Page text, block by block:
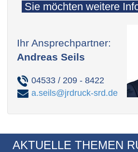
Sie möchten weitere
Ihr Ansprechpartner:
Andreas Seils
04533 / 209 - 8422
a.seils@jrdruck-srd.de
AKTUELLE THEMEN